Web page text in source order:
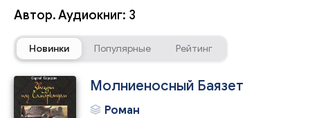
Автор. Аудиокниг: 3
Новинки Популярные Рейтинг
Молниеносный Баязет
Роман